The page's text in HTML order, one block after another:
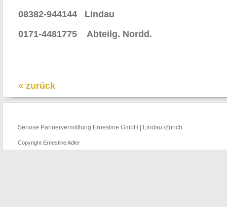
08382-944144 Lindau
0171-4481775 Abteilg. Nordd.
« zurück
Seriöse Partnervermittlung Ernestine GmbH | Lindau /Zürich
Copyright Ernestine Adler